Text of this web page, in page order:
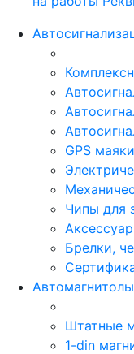
GPS
Чипы для
Брелки,
Автомагнитолы
Штатные
1-din